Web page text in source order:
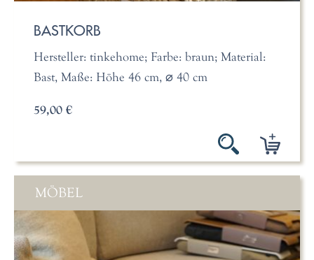
BASTKORB
Hersteller: tinkehome; Farbe: braun; Material:
Bast, Maße: Höhe 46 cm, ⌀ 40 cm
59,00 €
MÖBEL